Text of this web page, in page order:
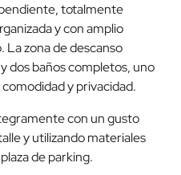
totalmente
y con amplio
La zona de descanso
dos baños completos, uno
y privacidad.
con un gusto
y utilizando materiales
de parking.